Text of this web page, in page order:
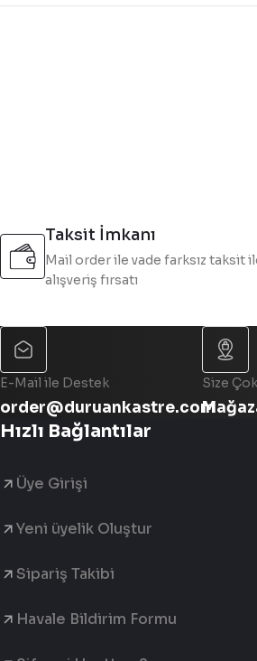
Taksit İmkanı
Mail order ile vade farksız taksit
alışveriş fırsatı
E-Mail ile Destek
order@duruankastre.com
Size Çok
Hızlı Bağlantılar
Üye Girişi
Yeni üyelik Oluştur
Sipariş Takibi
Havale Bildirim Formu